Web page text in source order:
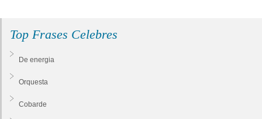
Top Frases Celebres
De energia
Orquesta
Cobarde